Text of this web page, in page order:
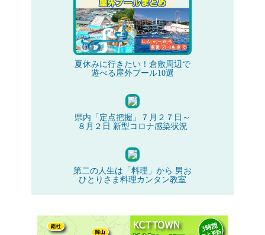
夏休みに行きたい！倉敷周辺で
遊べる屋外プール10選
県内「定点把握」７月２７日～
８月２日 新型コロナ感染状況
第二の人生は「料理」から 男お
ひとりさま料理カンタン教室